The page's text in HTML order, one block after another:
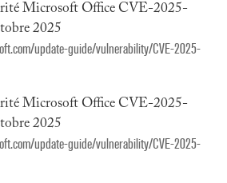
Microsoft Office CVE-2025-
2025
update-guide/vulnerability/CVE-2025-
Microsoft Office CVE-2025-
2025
update-guide/vulnerability/CVE-2025-